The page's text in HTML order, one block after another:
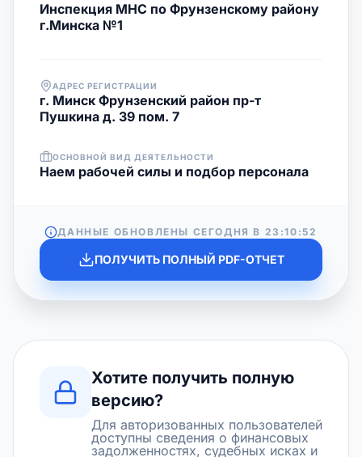
Инспекция МНС по Фрунзенскому району
г.Минска №1
АДРЕС РЕГИСТРАЦИИ
г. Минск Фрунзенский район пр-т
Пушкина д. 39 пом. 7
ОСНОВНОЙ ВИД ДЕЯТЕЛЬНОСТИ
Наем рабочей силы и подбор персонала
ДАННЫЕ ОБНОВЛЕНЫ СЕГОДНЯ В 23:10:52
ПОЛУЧИТЬ ПОЛНЫЙ PDF-ОТЧЕТ
Хотите получить полную
версию?
Для авторизованных пользователей
доступны сведения о финансовых
задолженностях, судебных исках и